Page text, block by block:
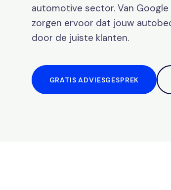
automotive sector. Van
zorgen ervoor dat jouw
door de juiste klanten.
GRATIS ADVIESGESPREK